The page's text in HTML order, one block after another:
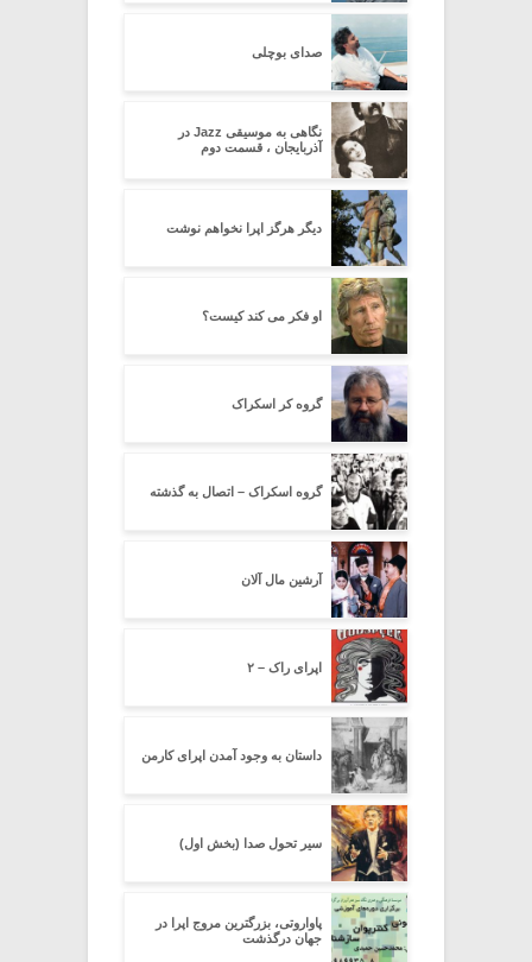
صدای بوچلی
نگاهی به موسیقی Jazz در
آذربایجان ، قسمت دوم
دیگر هرگز اپرا نخواهم نوشت
او فکر می کند کیست؟
گروه کر اسکراک
گروه اسکراک – اتصال به گذشته
آرشین مال آلان
اپرای راک – ۲
داستان به وجود آمدن اپرای کارمن
سیر تحول صدا (بخش اول)
پاواروتی، بزرگترین مروج اپرا در
جهان درگذشت